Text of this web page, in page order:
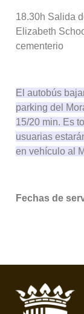
18.30h Salida
Elizabeth
cementerio
El autobús
parking del
15/20 min. Es
usuarias
en vehículo al
Fechas de